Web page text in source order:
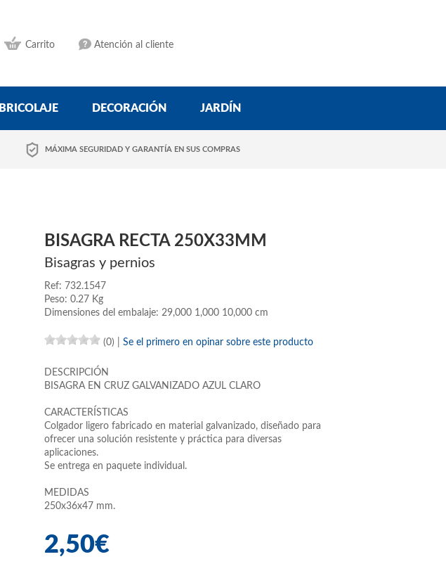
Carrito Atención al cliente
BRICOLAJE DECORACIÓN JARDÍN
MÁXIMA SEGURIDAD Y GARANTÍA EN SUS COMPRAS
BISAGRA RECTA 250X33MM
Bisagras y pernios
Ref: 732.1547
Peso: 0.27 Kg
Dimensiones del embalaje: 29,000 1,000 10,000 cm
(0) Se el primero en opinar sobre este producto
DESCRIPCIÓN
BISAGRA EN CRUZ GALVANIZADO AZUL CLARO
CARACTERÍSTICAS
Colgador ligero fabricado en material galvanizado, diseñado para
ofrecer una solución resistente y práctica para diversas
aplicaciones.
Se entrega en paquete individual.
MEDIDAS
250x36x47 mm.
2,50€